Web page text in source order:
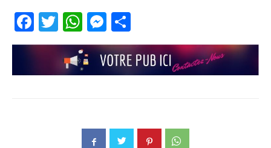
Facebook
TwitterWhatsApp
Messenger